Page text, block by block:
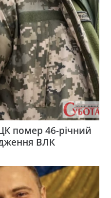
помер 46-річний
ВЛК